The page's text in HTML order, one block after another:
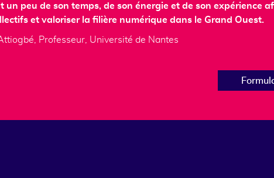
un peu de son temps, de son énergie et de son expérience
et valoriser la filière numérique dans le Grand Ouest.
Professeur, Université de Nantes